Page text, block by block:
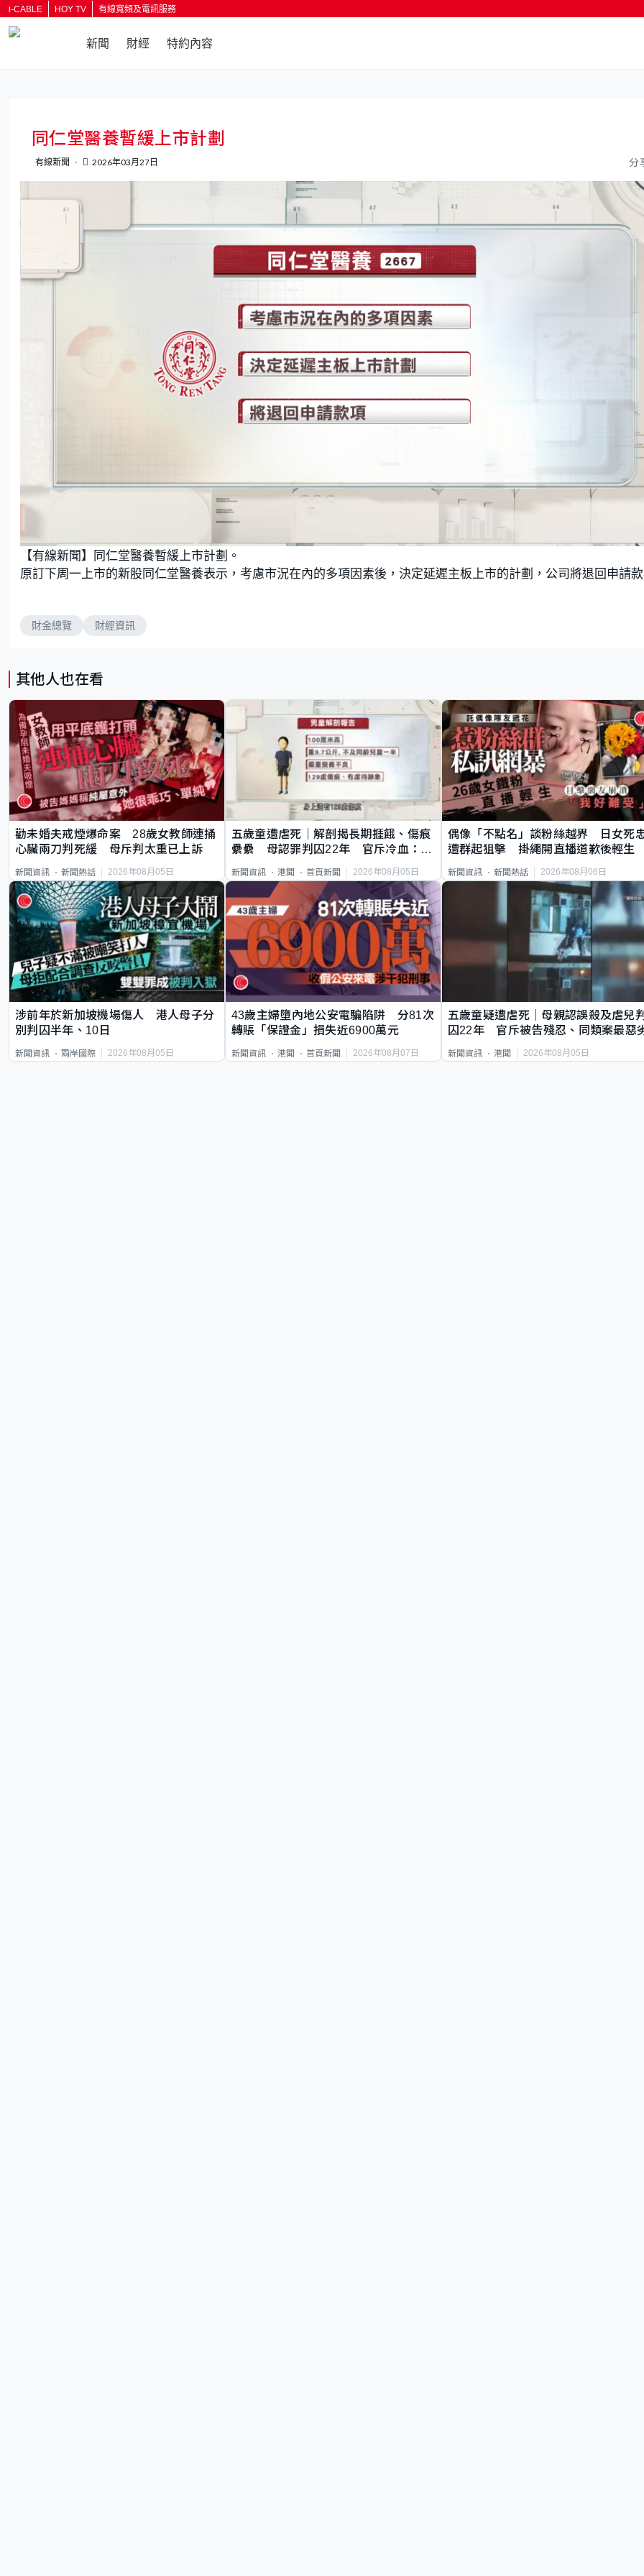
i-CABLE HOY TV 有線寬頻及電訊服務
新聞 財經 特約內容
同仁堂醫養暫緩上市計劃
有線新聞 2026年03月27日 分
【有線新聞】同仁堂醫養暫緩上市計劃。
原訂下周一上市的新股同仁堂醫養表示，考慮市況在內的多項因素後，決定延遲主板上市的計劃，公司將退回申請
財金總覽 財經資訊
其他人也在看
勸未婚夫戒煙爆命案 28歲女教師連捅
心臟兩刀判死緩 母斥判太重已上訴
新聞資訊 新聞熱話 2026年08月05日
五歲童遭虐死｜解剖揭長期捱餓、傷痕
纍纍 母認罪判囚22年 官斥冷血：同
新聞資訊 港聞 首頁新聞 2026年08月05日
偶像「不點名」談粉絲越界 日女死
遭群起狙擊 掛繩開直播道歉後輕生
新聞資訊 新聞熱話 2026年08月06日
涉前年於新加坡機場傷人 港人母子分
別判囚半年、10日
新聞資訊 兩岸國際 2026年08月05日
43歲主婦墮內地公安電騙陷阱 分81次
轉賬「保證金」損失近6900萬元
新聞資訊 港聞 首頁新聞 2026年08月07日
五歲童疑遭虐死｜母親認誤殺及虐兒
囚22年 官斥被告殘忍、同類案最惡
新聞資訊 港聞 2026年08月05日